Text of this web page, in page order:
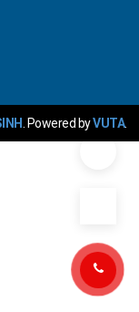
. Powered byVUTA.